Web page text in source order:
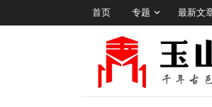
首页 专题 最新文